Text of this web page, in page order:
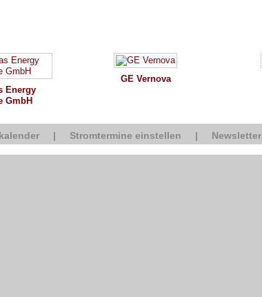
Energy
GmbH
GE Vernova
| Stromtermine einstellen | Newsletter